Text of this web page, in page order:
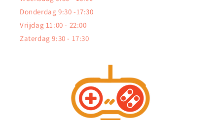
Donderdag 9:30 -17:30
Vrijdag 11:00 - 22:00
Zaterdag 9:30 - 17:30